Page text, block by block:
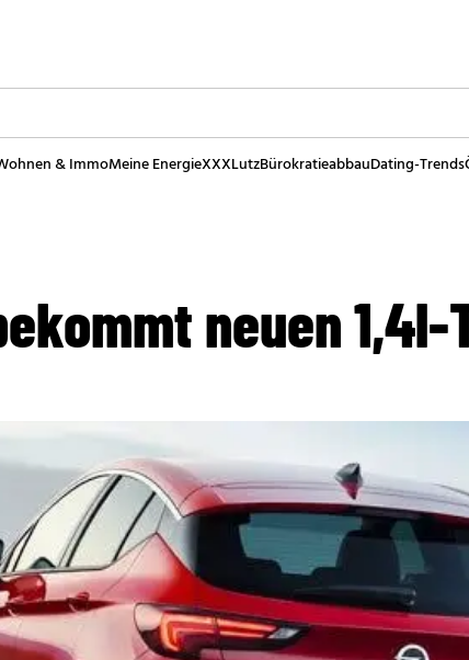
& ImmoMeine EnergieXXXLutzBürokratieabbauDating-Trends
neuen 1,4l-